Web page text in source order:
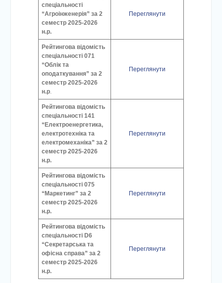
спеціальності
“Агроінженерія” за 2
семестр 2025-2026
н.р.
Переглянути
Рейтингова відомість
спеціальності 071
“Облік та
оподаткування” за 2
семестр 2025-2026
н.р.
Переглянути
Рейтингова відомість
спеціальності 141
“Електроенергетика,
електротехніка та
електромеханіка” за 2
семестр 2025-2026
н.р.
Переглянути
Рейтингова відомість
спеціальності 075
“Маркетинг” за 2
семестр 2025-2026
н.р.
Переглянути
Рейтингова відомість
спеціальності D6
“Секретарська та
офісна справа” за 2
семестр 2025-2026
н.р.
Переглянути